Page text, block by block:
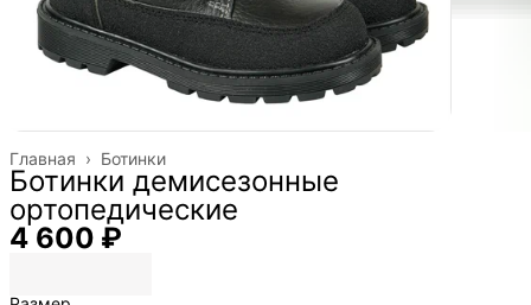
Ботинки
Главная ›
Ботинки демисезонные
ортопедические
4 600 ₽